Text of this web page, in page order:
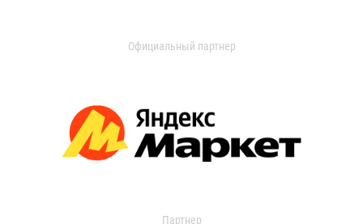
Официальный партнер
Партнер